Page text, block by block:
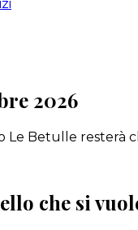
2026
Le Betulle resterà
che si